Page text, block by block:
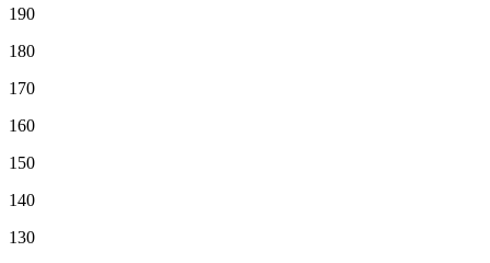
190
180
170
160
150
140
130